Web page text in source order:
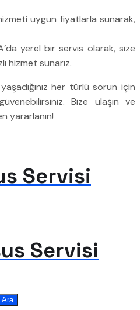
uygun fiyatlarla sunarak,
yerel bir servis olarak, size
hizmet sunarız.
her türlü sorun için
Bize ulaşın ve
yararlanın!
Servisi
Servisi
Ara